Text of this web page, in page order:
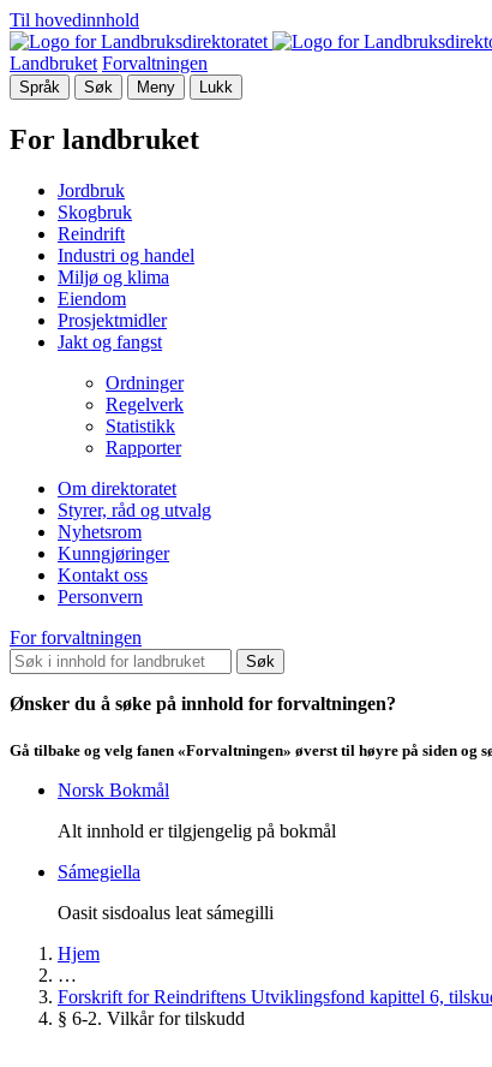
Til hovedinnhold
Landbruket Forvaltningen
Språk Søk Meny Lukk
For landbruket
Jordbruk
Skogbruk
Reindrift
Industri og handel
Miljø og klima
Eiendom
Prosjektmidler
Jakt og fangst
Ordninger
Regelverk
Statistikk
Rapporter
Om direktoratet
Styrer, råd og utvalg
Nyhetsrom
Kunngjøringer
Kontakt oss
Personvern
For forvaltningen
Søk
Ønsker du å søke på innhold for forvaltningen?
Gå tilbake og velg fanen «Forvaltningen» øverst til høyre på siden og
Norsk Bokmål
Alt innhold er tilgjengelig på bokmål
Sámegiella
Oasit sisdoalus leat sámegilli
Hjem
…
Forskrift for Reindriftens Utviklingsfond kapittel 6,
§ 6-2. Vilkår for tilskudd